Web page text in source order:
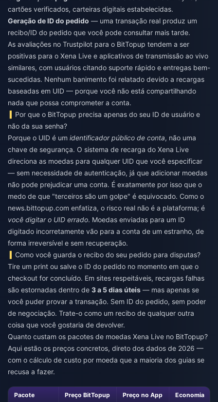
cartões verificados, carteiras digitais estabelecidas.
Geração de ID do pedido — uma transação real produz um
recibo/ID do pedido que você pode consultar mais tarde.
As avaliações no Trustpilot para o BitTopup tendem a ser
positivas para o Xena Live e aplicativos de transmissão ao vivo
similares, com usuários citando suporte rápido e entregas bem-
sucedidas. Nenhum banimento foi relatado devido a recargas
baseadas em UID — porque você não está compartilhando
nada que possa comprometer a conta.
Por que o BitTopup precisa apenas do seu ID de usuário e
não da sua senha?
Porque o UID é um identificador público de conta, não uma
chave de segurança. O sistema de recarga do Xena Live
direciona as moedas para qualquer UID que você especificar
— sem necessidade de autenticação, já que adicionar moedas
não pode prejudicar uma conta. É exatamente por isso que o
medo de que "terceiros são um golpe" é equivocado. Como o
news.bittopup.com enfatiza, o risco real não é a plataforma; é
você digitar o UID errado. Moedas enviadas para um ID
digitado incorretamente vão para a conta de um estranho, de
forma irreversível e sem recuperação.
Como você guarda o recibo do seu pedido para disputas?
Tire um print ou salve o ID do pedido no momento em que o
checkout for concluído. Em sites respeitáveis, recargas falhas
são estornadas dentro de 3 a 5 dias úteis — mas apenas se
você puder provar a transação. Sem ID do pedido, sem poder
de negociação. Trate-o como um recibo de qualquer outra
coisa que você gostaria de devolver.
Quanto custam os pacotes de moedas Xena Live no BitTopup?
Aqui estão os preços concretos, direto dos dados de 2026 —
com o cálculo de custo por moeda que a maioria dos guias se
recusa a fazer.
Pacote Preço BitTopup Preço no App Economia